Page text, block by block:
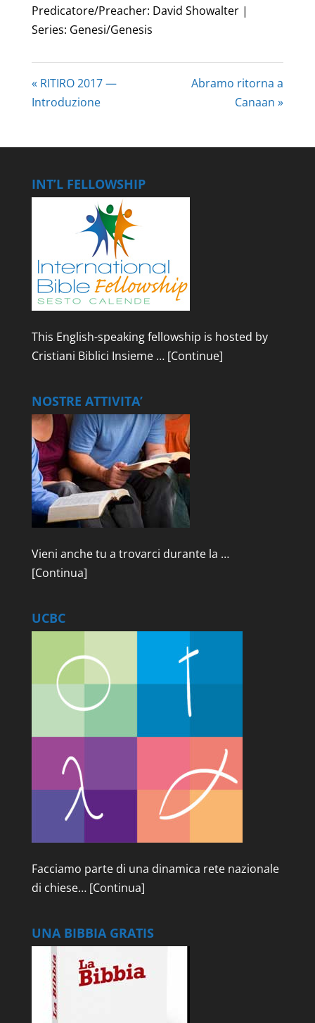
Predicatore/Preacher: David Showalter |
Series: Genesi/Genesis
« RITIRO 2017 —
Introduzione
Abramo ritorna a
Canaan »
INT’L FELLOWSHIP
This English-speaking fellowship is hosted by
Cristiani Biblici Insieme … [Continue]
NOSTRE ATTIVITA’
Vieni anche tu a trovarci durante la …
[Continua]
UCBC
Facciamo parte di una dinamica rete nazionale
di chiese… [Continua]
UNA BIBBIA GRATIS